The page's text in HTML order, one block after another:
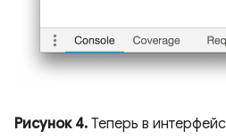
Рисунок 4. Теперь в